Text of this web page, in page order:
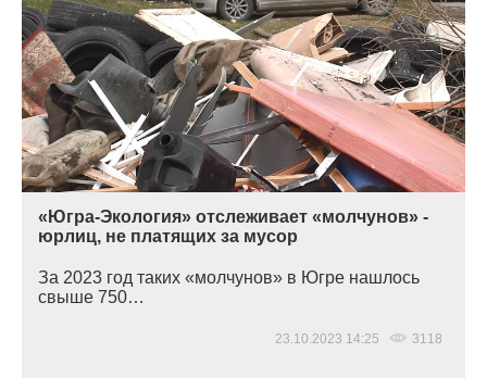
«Югра-Экология» отслеживает «молчунов» -
юрлиц, не платящих за мусор
За 2023 год таких «молчунов» в Югре нашлось
свыше 750…
23.10.2023 14:25 3118